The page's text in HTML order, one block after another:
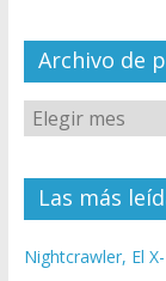
Archivo de
Las más
Nightcrawler, El